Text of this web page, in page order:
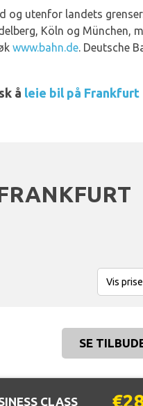
og utenfor landets
Köln og München,
www.bahn.de. Deutsche
å leie bil på Frankfurt
SE
CLASS